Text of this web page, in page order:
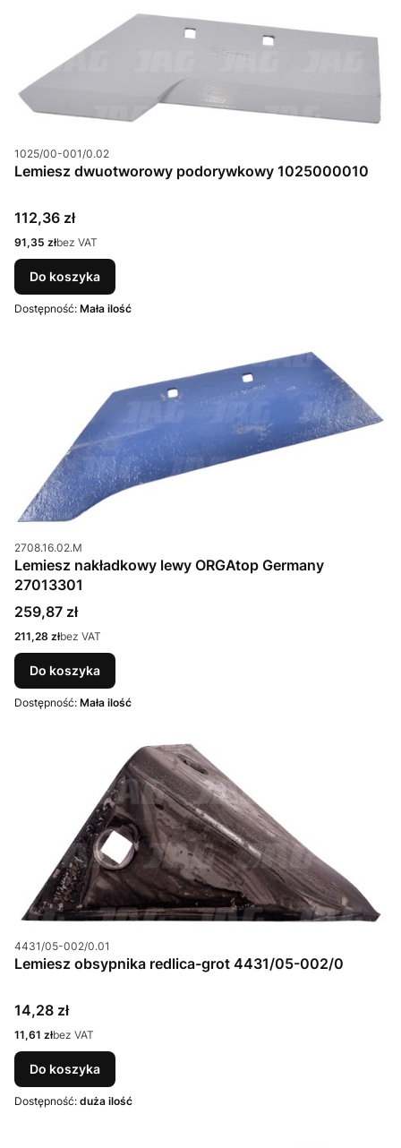
Kod produktu
1025/00-001/0.02
Lemiesz dwuotworowy podorywkowy 1025000010
Cena
112,36 zł
Cena
91,35 złbez VAT
Do koszyka
Dostępność: Mała ilość
Kod produktu
2708.16.02.M
Lemiesz nakładkowy lewy ORGAtop Germany
27013301
Cena
259,87 zł
Cena
211,28 złbez VAT
Do koszyka
Dostępność: Mała ilość
Kod produktu
4431/05-002/0.01
Lemiesz obsypnika redlica-grot 4431/05-002/0
Cena
14,28 zł
Cena
11,61 złbez VAT
Do koszyka
Dostępność: duża ilość